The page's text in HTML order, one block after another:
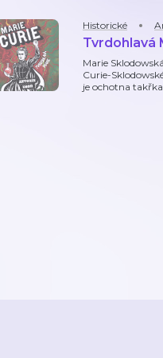
Historické
Tvrdohlavá
Marie
Curie-
je ochotna